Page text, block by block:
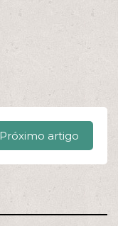
Próximo artigo